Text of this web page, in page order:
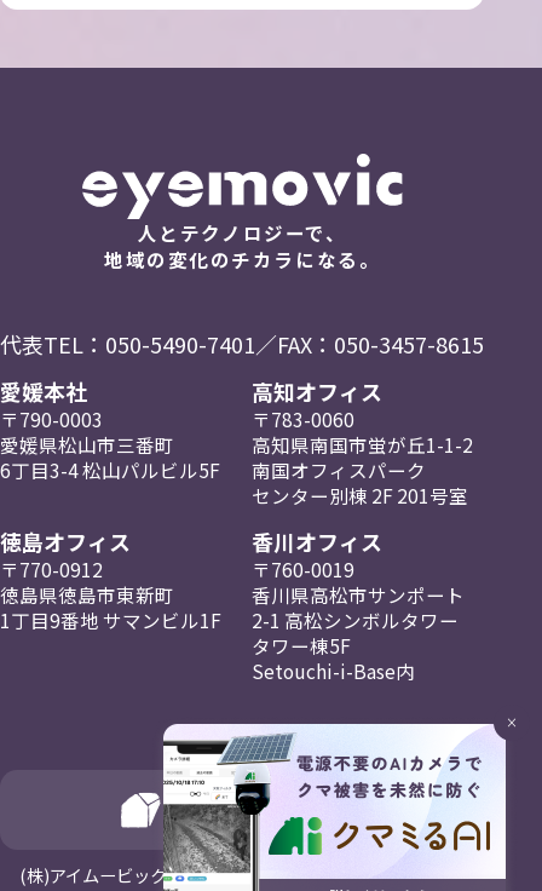
人とテクノロジーで、
地域の変化のチカラになる。
代表TEL： 050-5490-7401／FAX：050-3457-8615
愛媛本社
〒790-0003
愛媛県松山市三番町
6丁目3-4松山パルビル5F
高知オフィス
〒783-0060
高知県南国市蛍が丘1-1-2
南国オフィスパーク
センター別棟 2F201号室
徳島オフィス
〒770-0912
徳島県徳島市東新町
1丁目9番地サマンビル1F
香川オフィス
〒760-0019
香川県高松市サンポート
2-1 高松シンボルタワー
タワー棟5F
Setouchi-i-Base内
(⁨⁩株)アイムービックはNagayaホールディングスの一員です
×